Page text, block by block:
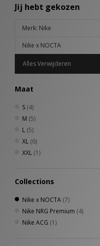
Jij hebt gekozen
Merk: Nike
Nike x NOCTA
Alles Verwijderen
Maat
S (4)
M (5)
L (5)
XL (6)
XXL (1)
Collections
Nike x NOCTA (7)
Nike NRG Premium (4)
Nike ACG (1)